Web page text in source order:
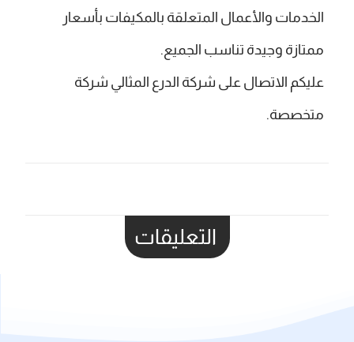
الخدمات والأعمال المتعلقة بالمكيفات بأسعار
ممتازة وجيدة تناسب الجميع.
عليكم الاتصال على شركة الدرع المثالي شركة
متخصصة.
التعليقات